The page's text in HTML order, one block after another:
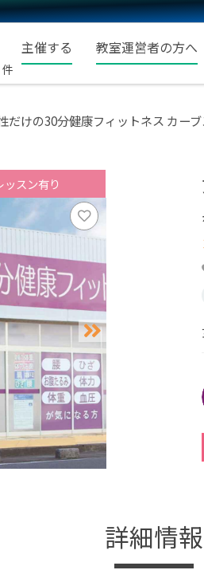
件
主催する 教室運営者の方へ
だけの30分健康フィットネス カー
ッスン有り
詳細情報